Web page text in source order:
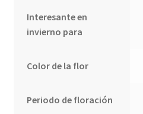
Interesante en
invierno para
Color de la flor
Periodo de floración